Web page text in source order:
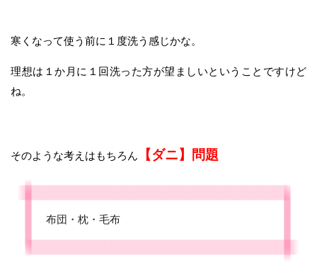
寒くなって使う前に１度洗う感じかな。
理想は１か月に１回洗った方が望ましいということですけど
ね。
そのような考えはもちろん 【ダニ】問題
布団・枕・毛布